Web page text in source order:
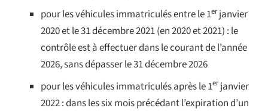
pour les véhicules immatriculés entre le 1erjanvier
2020 et le 31 décembre 2021 (en 2020 et 2021) : le
contrôle est à effectuer dans le courant de l’année
2026, sans dépasser le 31 décembre 2026
pour les véhicules immatriculés après le 1erjanvier
2022 : dans les six mois précédant l’expiration d’un